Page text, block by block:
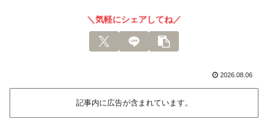
＼気軽にシェアしてね／
2026.08.06
記事内に広告が含まれています。